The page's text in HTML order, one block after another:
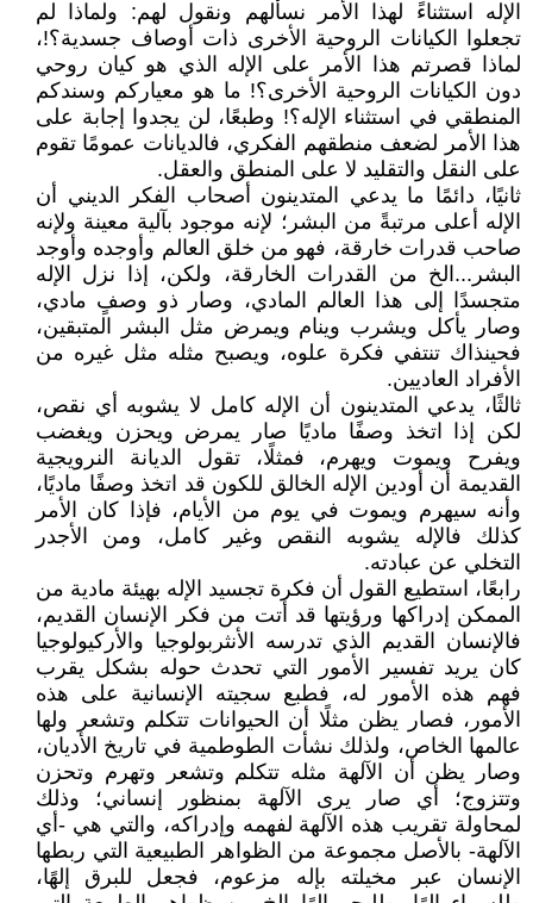
الإله استثناءً لهذا الأمر نسألهم ونقول لهم: ولماذا لم
تجعلوا الكيانات الروحية الأخرى ذات أوصاف جسدية؟!،
لماذا قصرتم هذا الأمر على الإله الذي هو كيان روحي
دون الكيانات الروحية الأخرى؟! ما هو معياركم وسندكم
المنطقي في استثناء الإله؟! وطبعًا، لن يجدوا إجابة على
هذا الأمر لضعف منطقهم الفكري، فالديانات عمومًا تقوم
على النقل والتقليد لا على المنطق والعقل.
ثانيًا، دائمًا ما يدعي المتدينون أصحاب الفكر الديني أن
الإله أعلى مرتبةً من البشر؛ لإنه موجود بآلية معينة ولإنه
صاحب قدرات خارقة، فهو من خلق العالم وأوجده وأوجد
البشر...الخ من القدرات الخارقة، ولكن، إذا نزل الإله
متجسدًا إلى هذا العالم المادي، وصار ذو وصفٍ مادي،
وصار يأكل ويشرب وينام ويمرض مثل البشر المتبقين،
فحينذاك تنتفي فكرة علوه، ويصبح مثله مثل غيره من
الأفراد العاديين.
ثالثًا، يدعي المتدينون أن الإله كامل لا يشوبه أي نقص،
لكن إذا اتخذ وصفًا ماديًا صار يمرض ويحزن ويغضب
ويفرح ويموت ويهرم، فمثلًا، تقول الديانة النرويجية
القديمة أن أودين الإله الخالق للكون قد اتخذ وصفًا ماديًا،
وأنه سيهرم ويموت في يوم من الأيام، فإذا كان الأمر
كذلك فالإله يشوبه النقص وغير كامل، ومن الأجدر
التخلي عن عبادته.
رابعًا، استطيع القول أن فكرة تجسيد الإله بهيئة مادية من
الممكن إدراكها ورؤيتها قد أتت من فكر الإنسان القديم،
فالإنسان القديم الذي تدرسه الأنثربولوجيا والأركيولوجيا
كان يريد تفسير الأمور التي تحدث حوله بشكل يقرب
فهم هذه الأمور له، فطبع سجيته الإنسانية على هذه
الأمور، فصار يظن مثلًا أن الحيوانات تتكلم وتشعر ولها
عالمها الخاص، ولذلك نشأت الطوطمية في تاريخ الأديان،
وصار يظن أن الآلهة مثله تتكلم وتشعر وتهرم وتحزن
وتتزوج؛ أي صار يرى الآلهة بمنظور إنساني؛ وذلك
لمحاولة تقريب هذه الآلهة لفهمه وإدراكه، والتي هي -أي
الآلهة- بالأصل مجموعة من الظواهر الطبيعية التي ربطها
الإنسان عبر مخيلته بإله مزعوم، فجعل للبرق إلهًا،